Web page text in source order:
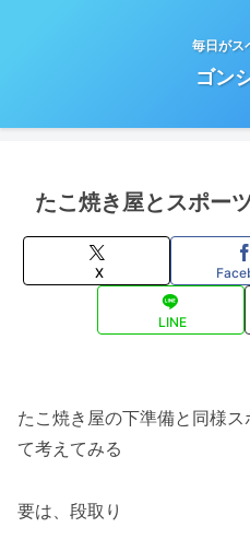
毎日がス
ゴン
たこ焼き屋とスポー
X
LINE
たこ焼き屋の下準備と同様
て考えてみる
要は、段取り